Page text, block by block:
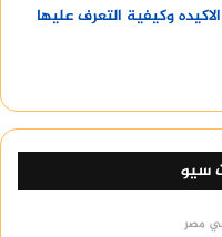
وكيفية التعرف عليها
سيو
مصر